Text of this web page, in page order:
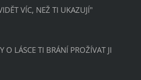
VÍC, NEŽ TI UKAZUJÍ"
O LÁSCE TI BRÁNÍ PROŽÍVAT JI